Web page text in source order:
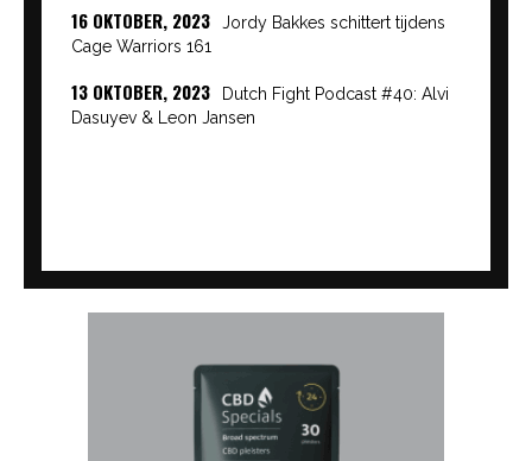
16 OKTOBER, 2023
Jordy Bakkes schittert tijdens
Cage Warriors 161
13 OKTOBER, 2023
Dutch Fight Podcast #40: Alvi
Dasuyev & Leon Jansen